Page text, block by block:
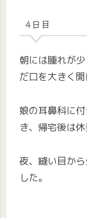
4日目
朝には腫れが
だ口を大きく開
娘の耳鼻科に
き、帰宅後は休
夜、縫い目か
した。